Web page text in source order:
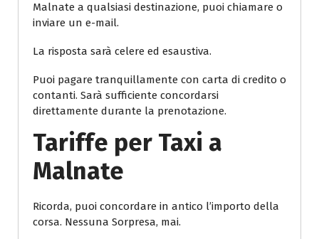
Malnate a qualsiasi destinazione, puoi chiamare o
inviare un e-mail.
La risposta sarà celere ed esaustiva.
Puoi pagare tranquillamente con carta di credito o
contanti. Sarà sufficiente concordarsi
direttamente durante la prenotazione.
Tariffe per Taxi a
Malnate
Ricorda, puoi concordare in antico l’importo della
corsa. Nessuna Sorpresa, mai.